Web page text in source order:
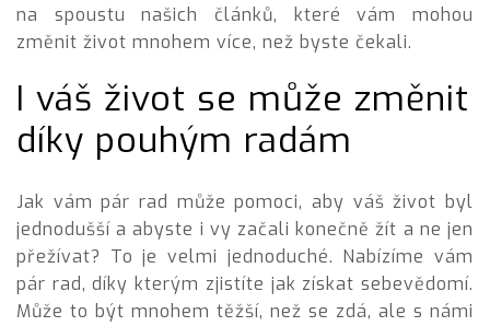
na spoustu našich článků, které vám mohou
změnit život mnohem více, než byste čekali.
I váš život se může změnit
díky pouhým radám
Jak vám pár rad může pomoci, aby váš život byl
jednodušší a abyste i vy začali konečně žít a ne jen
přežívat? To je velmi jednoduché. Nabízíme vám
pár rad, díky kterým zjistíte jak získat sebevědomí.
Může to být mnohem těžší, než se zdá, ale s námi